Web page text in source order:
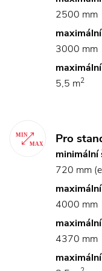
2500 mm
3000 mm
5,5 m2
Pro
minimální
720 mm
4000 mm
4370 mm